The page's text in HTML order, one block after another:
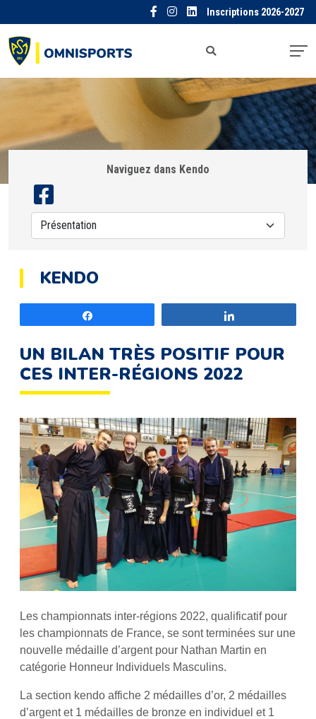
Inscriptions 2026-2027
Naviguez dans Kendo
KENDO
UN BILAN TRÈS POSITIF POUR
CES INTER-RÉGIONS 2022
Les championnats inter-régions 2022, qualificatif pour
les championnats de France, se sont terminées sur une
nouvelle médaille d’argent pour Nathan Martin en
catégorie Honneur Individuels Masculins.
La section kendo affiche 2 médailles d’or, 2 médailles
d’argent et 1 médailles de bronze en individuel et 1